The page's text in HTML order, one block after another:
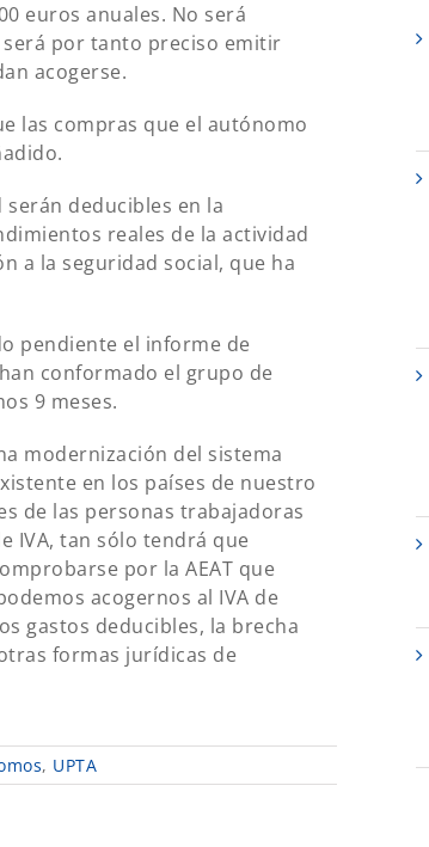
euros anuales. No será
por tanto preciso emitir
acogerse.
las compras que el autónomo
deducibles en la
reales de la actividad
a la seguridad social, que ha
pendiente el informe de
conformado el grupo de
9 meses.
modernización del sistema
en los países de nuestro
de las personas trabajadoras
IVA, tan sólo tendrá que
por la AEAT que
acogernos al IVA de
gastos deducibles, la brecha
formas jurídicas de
, UPTA